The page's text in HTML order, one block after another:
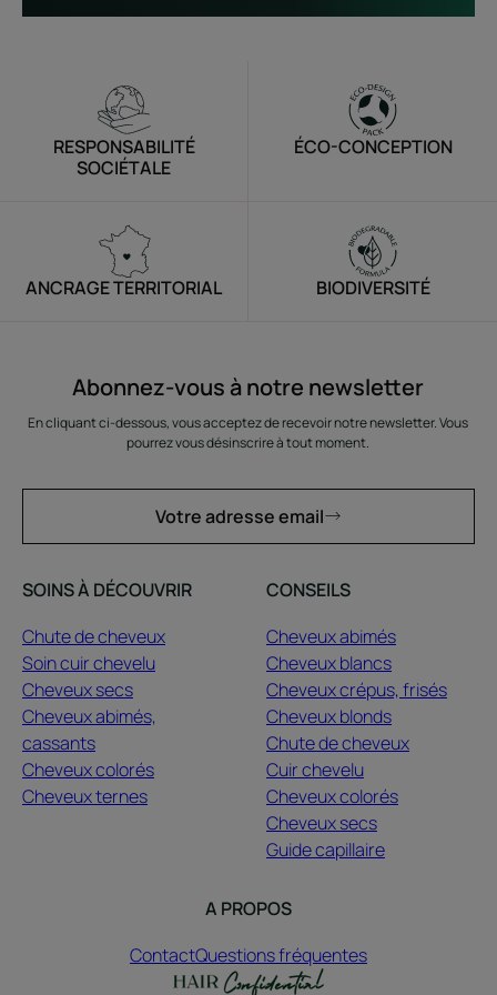
RESPONSABILITÉ
SOCIÉTALE
ÉCO-CONCEPTION
ANCRAGE TERRITORIAL BIODIVERSITÉ
Abonnez-vous à notre newsletter
En cliquant ci-dessous, vous acceptez de recevoir notre newsletter. Vous
pourrez vous désinscrire à tout moment.
Votre adresse email
SOINS À DÉCOUVRIR
Chute de cheveux
Soin cuir chevelu
Cheveux secs
Cheveux abimés,
cassants
Cheveux colorés
Cheveux ternes
CONSEILS
Cheveux abimés
Cheveux blancs
Cheveux crépus, frisés
Cheveux blonds
Chute de cheveux
Cuir chevelu
Cheveux colorés
Cheveux secs
Guide capillaire
A PROPOS
ContactQuestions fréquentes